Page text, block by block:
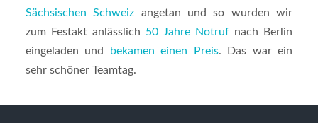
Sächsischen Schweiz angetan und so wurden wir
zum Festakt anlässlich 50 Jahre Notruf nach Berlin
eingeladen und
bekamen einen Preis. Das war ein
sehr schöner Teamtag.